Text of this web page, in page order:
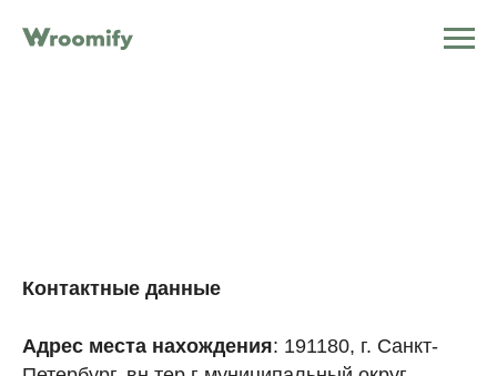
Контактные данные
Адрес места нахождения: 191180, г. Санкт-